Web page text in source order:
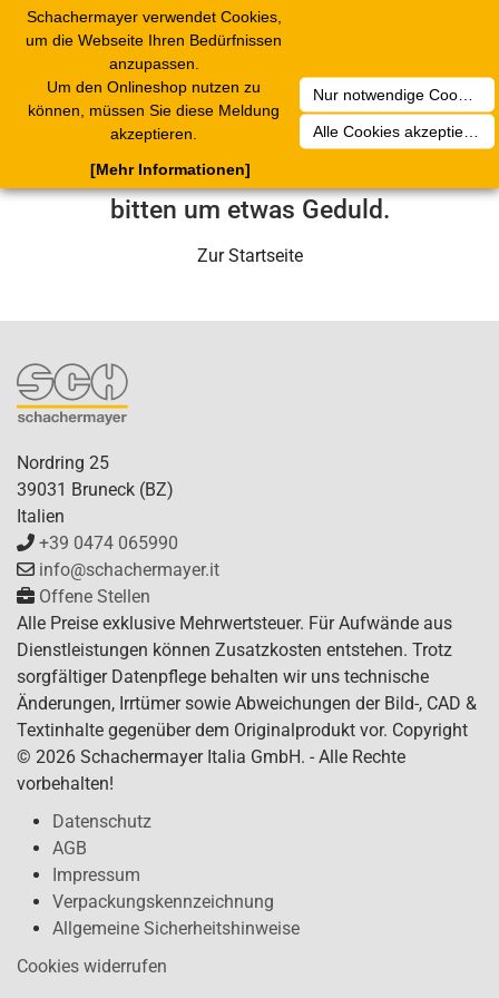
Schachermayer verwendet Cookies,
um die Webseite Ihren Bedürfnissen
anzupassen.
Um den Onlineshop nutzen zu
können, müssen Sie diese Meldung
akzeptieren.
Nur notwendige Cookies akzeptieren
Alle Cookies akzeptieren
[Mehr Informationen]
Leider ist ein technischer Fehler
aufgetreten. Unser Service-Team wird
sich in Kürze darum kümmern. Wir
bitten um etwas Geduld.
Zur Startseite
Nordring 25
39031 Bruneck (BZ)
Italien
+39 0474 065990
info@schachermayer.it
Offene Stellen
Alle Preise exklusive Mehrwertsteuer. Für Aufwände aus
Dienstleistungen können Zusatzkosten entstehen. Trotz
sorgfältiger Datenpflege behalten wir uns technische
Änderungen, Irrtümer sowie Abweichungen der Bild-, CAD &
Textinhalte gegenüber dem Originalprodukt vor. Copyright
© 2026 Schachermayer Italia GmbH. - Alle Rechte
vorbehalten!
Datenschutz
AGB
Impressum
Verpackungskennzeichnung
Allgemeine Sicherheitshinweise
Cookies widerrufen